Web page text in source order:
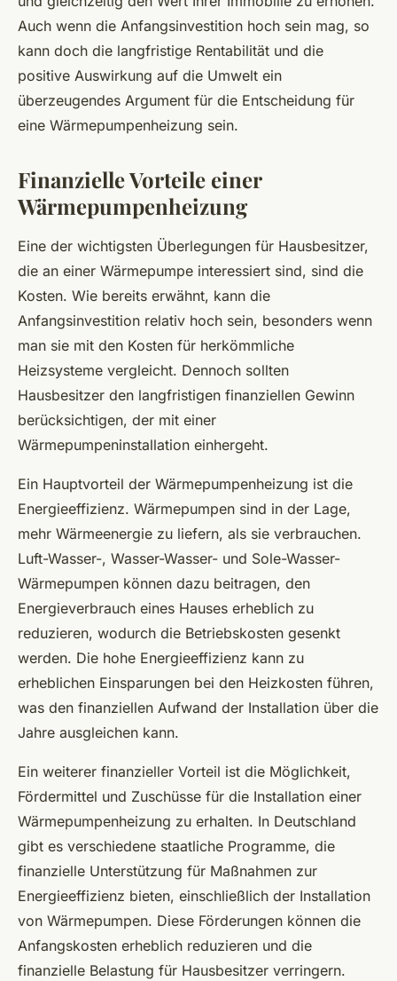
Auch wenn die Anfangsinvestition hoch sein mag, so
kann doch die langfristige Rentabilität und die
positive Auswirkung auf die Umwelt ein
überzeugendes Argument für die Entscheidung für
eine Wärmepumpenheizung sein.
Finanzielle Vorteile einer
Wärmepumpenheizung
Eine der wichtigsten Überlegungen für Hausbesitzer,
die an einer Wärmepumpe interessiert sind, sind die
Kosten. Wie bereits erwähnt, kann die
Anfangsinvestition relativ hoch sein, besonders wenn
man sie mit den Kosten für herkömmliche
Heizsysteme vergleicht. Dennoch sollten
Hausbesitzer den langfristigen finanziellen Gewinn
berücksichtigen, der mit einer
Wärmepumpeninstallation einhergeht.
Ein Hauptvorteil der Wärmepumpenheizung ist die
Energieeffizienz. Wärmepumpen sind in der Lage,
mehr Wärmeenergie zu liefern, als sie verbrauchen.
Luft-Wasser-, Wasser-Wasser- und Sole-Wasser-
Wärmepumpen können dazu beitragen, den
Energieverbrauch eines Hauses erheblich zu
reduzieren, wodurch die Betriebskosten gesenkt
werden. Die hohe Energieeffizienz kann zu
erheblichen Einsparungen bei den Heizkosten führen,
was den finanziellen Aufwand der Installation über die
Jahre ausgleichen kann.
Ein weiterer finanzieller Vorteil ist die Möglichkeit,
Fördermittel und Zuschüsse für die Installation einer
Wärmepumpenheizung zu erhalten. In Deutschland
gibt es verschiedene staatliche Programme, die
finanzielle Unterstützung für Maßnahmen zur
Energieeffizienz bieten, einschließlich der Installation
von Wärmepumpen. Diese Förderungen können die
Anfangskosten erheblich reduzieren und die
finanzielle Belastung für Hausbesitzer verringern.